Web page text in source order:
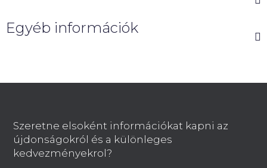
Egyéb információk
Szeretne elsoként információkat kapni az
újdonságokról és a különleges
kedvezményekrol?